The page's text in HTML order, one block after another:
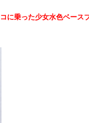
に乗った少女水色ベース